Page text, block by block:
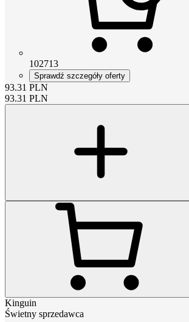
102713
Sprawdź szczegóły oferty
93.31 PLN
93.31 PLN
Kinguin
Świetny sprzedawca